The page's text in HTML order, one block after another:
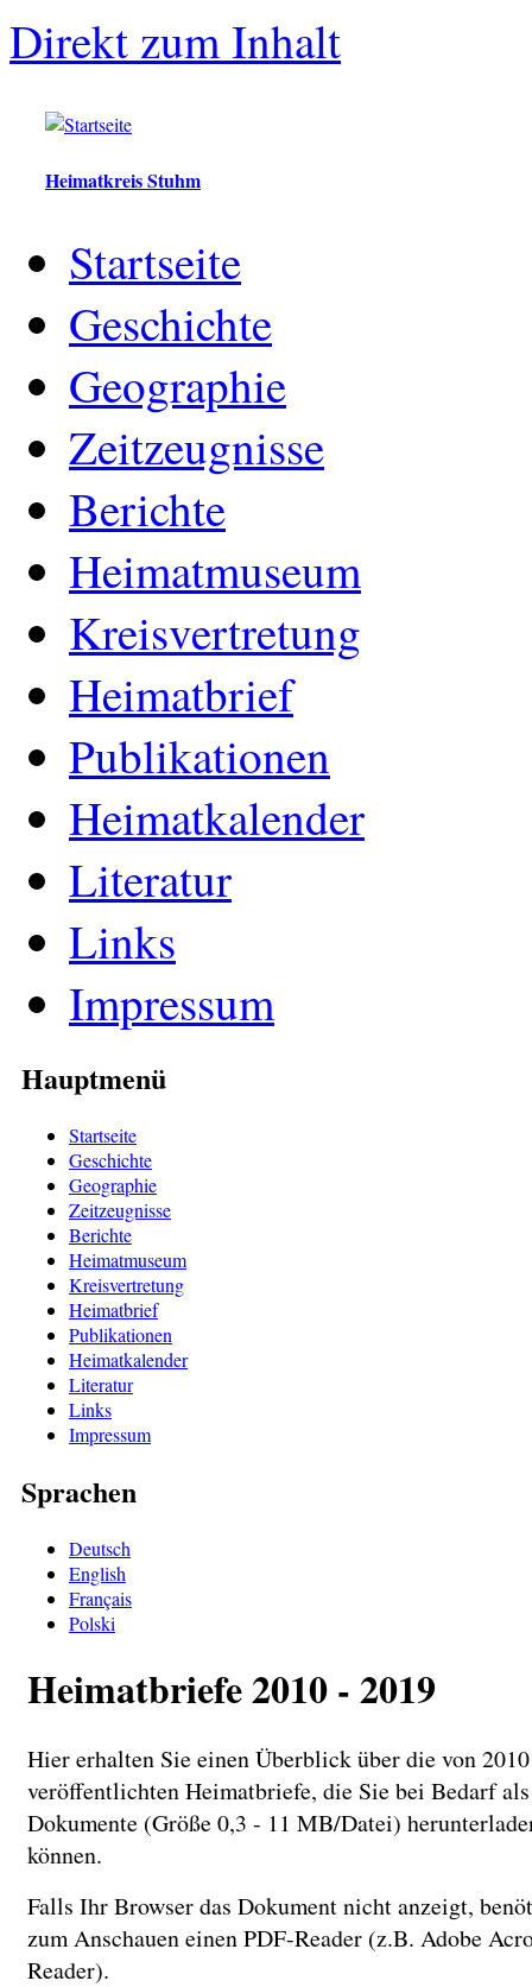
Direkt zum Inhalt
Heimatkreis Stuhm
Startseite
Geschichte
Geographie
Zeitzeugnisse
Berichte
Heimatmuseum
Kreisvertretung
Heimatbrief
Publikationen
Heimatkalender
Literatur
Links
Impressum
Hauptmenü
Startseite
Geschichte
Geographie
Zeitzeugnisse
Berichte
Heimatmuseum
Kreisvertretung
Heimatbrief
Publikationen
Heimatkalender
Literatur
Links
Impressum
Sprachen
Deutsch
English
Français
Polski
Heimatbriefe 2010 - 2019
Hier erhalten Sie einen Überblick über die von
veröffentlichten Heimatbriefe, die Sie bei Bedarf
Dokumente (Größe 0,3 - 11 MB/Datei)
können.
Falls Ihr Browser das Dokument nicht anzeigt,
zum Anschauen einen PDF-Reader (z.B. Adobe
Reader).